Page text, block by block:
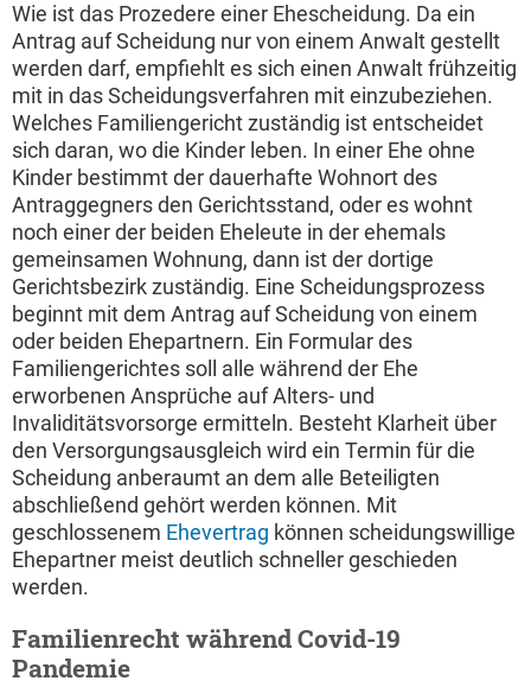
Wie ist das Prozedere einer Ehescheidung. Da ein
Antrag auf Scheidung nur von einem Anwalt gestellt
werden darf, empfiehlt es sich einen Anwalt frühzeitig
mit in das Scheidungsverfahren mit einzubeziehen.
Welches Familiengericht zuständig ist entscheidet
sich daran, wo die Kinder leben. In einer Ehe ohne
Kinder bestimmt der dauerhafte Wohnort des
Antraggegners den Gerichtsstand, oder es wohnt
noch einer der beiden Eheleute in der ehemals
gemeinsamen Wohnung, dann ist der dortige
Gerichtsbezirk zuständig. Eine Scheidungsprozess
beginnt mit dem Antrag auf Scheidung von einem
oder beiden Ehepartnern. Ein Formular des
Familiengerichtes soll alle während der Ehe
erworbenen Ansprüche auf Alters- und
Invaliditätsvorsorge ermitteln. Besteht Klarheit über
den Versorgungsausgleich wird ein Termin für die
Scheidung anberaumt an dem alle Beteiligten
abschließend gehört werden können. Mit
geschlossenem Ehevertrag können scheidungswillige
Ehepartner meist deutlich schneller geschieden
werden.
Familienrecht während Covid-19
Pandemie